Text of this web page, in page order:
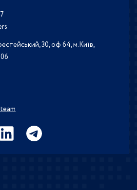
30, оф 64, м.Київ,